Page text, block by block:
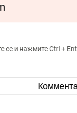
ее и нажмите Ctrl +